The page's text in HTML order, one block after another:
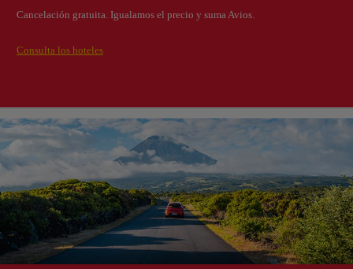
Cancelación gratuita. Igualamos el precio y suma Avios.
Consulta los hoteles